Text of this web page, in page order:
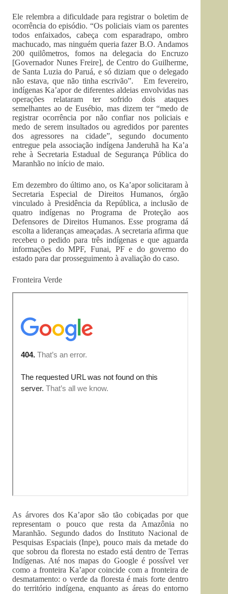
Ele relembra a dificuldade para registrar o boletim de
ocorrência do episódio. “Os policiais viam os parentes
todos enfaixados, cabeça com esparadrapo, ombro
machucado, mas ninguém queria fazer B.O. Andamos
200 quilômetros, fomos na delegacia do Encruzo
[Governador Nunes Freire], de Centro do Guilherme,
de Santa Luzia do Paruá, e só diziam que o delegado
não estava, que não tinha escrivão”. Em fevereiro,
indígenas Ka’apor de diferentes aldeias envolvidas nas
operações relataram ter sofrido dois ataques
semelhantes ao de Eusébio, mas dizem ter “medo de
registrar ocorrência por não confiar nos policiais e
medo de serem insultados ou agredidos por parentes
dos agressores na cidade”, segundo documento
entregue pela associação indígena Janderuhã ha Ka’a
rehe à Secretaria Estadual de Segurança Pública do
Maranhão no início de maio.
Em dezembro do último ano, os Ka’apor solicitaram à
Secretaria Especial de Direitos Humanos, órgão
vinculado à Presidência da República, a inclusão de
quatro indígenas no Programa de Proteção aos
Defensores de Direitos Humanos. Esse programa dá
escolta a lideranças ameaçadas. A secretaria afirma que
recebeu o pedido para três indígenas e que aguarda
informações do MPF, Funai, PF e do governo do
estado para dar prosseguimento à avaliação do caso.
Fronteira Verde
As árvores dos Ka’apor são tão cobiçadas por que
representam o pouco que resta da Amazônia no
Maranhão. Segundo dados do Instituto Nacional de
Pesquisas Espaciais (Inpe), pouco mais da metade do
que sobrou da floresta no estado está dentro de Terras
Indígenas. Até nos mapas do Google é possível ver
como a fronteira Ka’apor coincide com a fronteira de
desmatamento: o verde da floresta é mais forte dentro
do território indígena, enquanto as áreas do entorno